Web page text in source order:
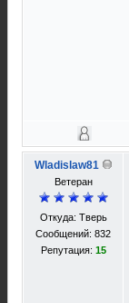
Wladislaw81
Ветеран
Откуда: Тверь
Сообщений: 832
Репутация: 15